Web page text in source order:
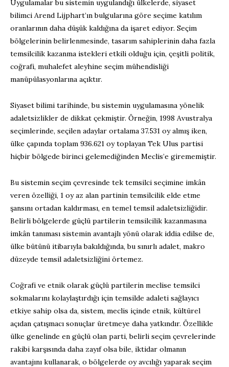
Uygulamalar bu sistemin uygulandığı ülkelerde, siyaset
bilimci Arend Lijphart’ın bulgularına göre seçime katılım
oranlarının daha düşük kaldığına da işaret ediyor. Seçim
bölgelerinin belirlenmesinde, tasarım sahiplerinin daha fazla
temsilcilik kazanma istekleri etkili olduğu için, çeşitli politik,
coğrafi, muhalefet aleyhine seçim mühendisliği
manüpülasyonlarına açıktır.
Siyaset bilimi tarihinde, bu sistemin uygulamasına yönelik
adaletsizlikler de dikkat çekmiştir. Örneğin, 1998 Avustralya
seçimlerinde, seçilen adaylar ortalama 37.531 oy almış iken,
ülke çapında toplam 936.621 oy toplayan Tek Ulus partisi
hiçbir bölgede birinci gelemediğinden Meclis’e girememiştir.
Bu sistemin seçim çevresinde tek temsilci seçimine imkân
veren özelliği, 1 oy az alan partinin temsilcilik elde etme
şansını ortadan kaldırması, en temel temsil adaletsizliğidir.
Belirli bölgelerde güçlü partilerin temsilcilik kazanmasına
imkân tanıması sistemin avantajlı yönü olarak iddia edilse de,
ülke bütünü itibarıyla bakıldığında, bu sınırlı adalet, makro
düzeyde temsil adaletsizliğini örtemez.
Coğrafi ve etnik olarak güçlü partilerin meclise temsilci
sokmalarını kolaylaştırdığı için temsilde adaleti sağlayıcı
etkiye sahip olsa da, sistem, meclis içinde etnik, kültürel
açıdan çatışmacı sonuçlar üretmeye daha yatkındır. Özellikle
ülke genelinde en güçlü olan parti, belirli seçim çevrelerinde
rakibi karşısında daha zayıf olsa bile, iktidar olmanın
avantajını kullanarak, o bölgelerde oy avcılığı yaparak seçim